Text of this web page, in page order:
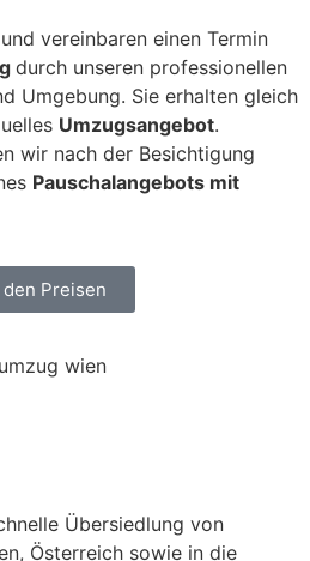
vereinbaren einen Termin
durch unseren professionellen
Umgebung. Sie erhalten gleich
Umzugsangebot.
wir nach der Besichtigung
Pauschalangebots mit
den Preisen
Übersiedlung von
Österreich sowie in die